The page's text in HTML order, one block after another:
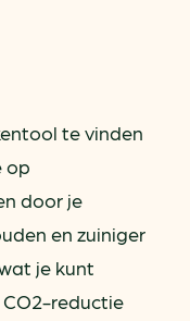
te vinden
op
door je
en zuiniger
je kunt
CO2-reductie